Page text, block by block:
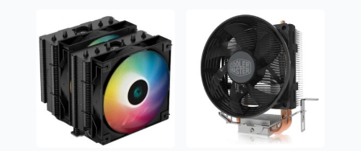
quantity